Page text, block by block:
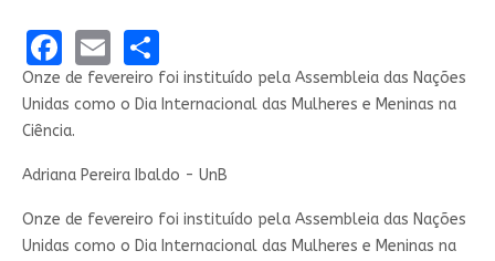
Facebook
EmailShare
Onze de fevereiro foi instituído pela Assembleia das Nações
Unidas como o Dia Internacional das Mulheres e Meninas na
Ciência.
Adriana Pereira Ibaldo - UnB
Onze de fevereiro foi instituído pela Assembleia das Nações
Unidas como o Dia Internacional das Mulheres e Meninas na